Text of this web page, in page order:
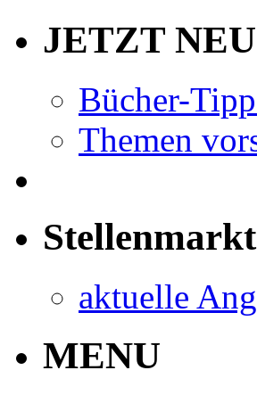
JETZT
Bücher-
Themen
Stellenmarkt
aktuelle
MENU